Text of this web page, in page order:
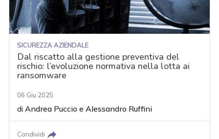
SICUREZZA AZIENDALE
Dal riscatto alla gestione preventiva del
rischio: l’evoluzione normativa nella lotta ai
ransomware
06 Giu 2025
diAndrea Puccio eAlessandro Ruffini
Condividi